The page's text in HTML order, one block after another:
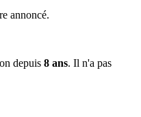
annoncé.
depuis 8 ans. Il n'a pas